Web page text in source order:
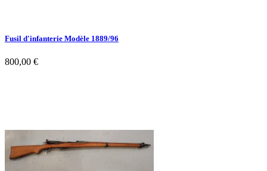
Fusil d'infanterie Modèle 1889/96
800,00 €